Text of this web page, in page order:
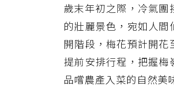
歲末年初之際，冷氣團
的壯麗景色，宛如人
開階段，梅花預計開
提前安排行程，把握
品嚐農產入菜的自然美